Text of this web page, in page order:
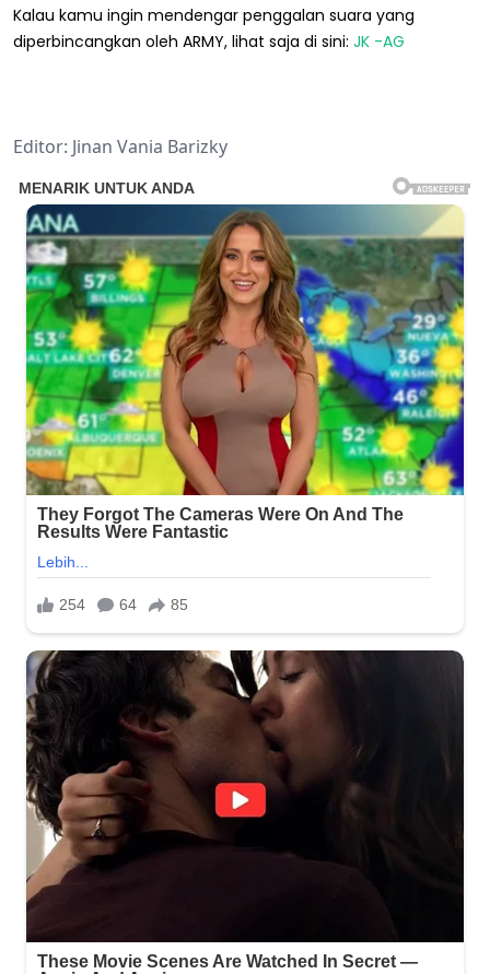
Kalau kamu ingin mendengar penggalan suara yang
diperbincangkan oleh ARMY, lihat saja di sini: JK -AG
Editor: Jinan Vania Barizky